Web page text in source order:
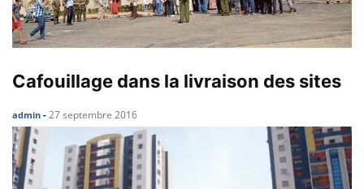
Cafouillage dans la livraison des sites
admin - 27 septembre 2016